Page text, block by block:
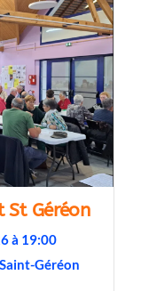
St Géréon
à 19:00
Géréon